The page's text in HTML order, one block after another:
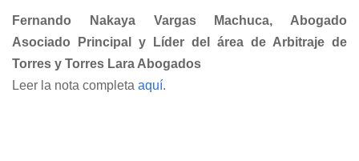
Fernando Nakaya Vargas Machuca, Abogado
Asociado Principal y Líder del área de Arbitraje de
Torres y Torres Lara Abogados
Leer la nota completa aquí.